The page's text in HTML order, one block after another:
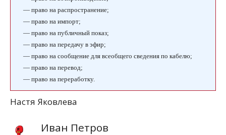
— право на распространение;
— право на импорт;
— право на публичный показ;
— право на передачу в эфир;
— право на сообщение для всеобщего сведения по кабелю;
— право на перевод;
— право на переработку.
Настя Яковлева
Иван Петров